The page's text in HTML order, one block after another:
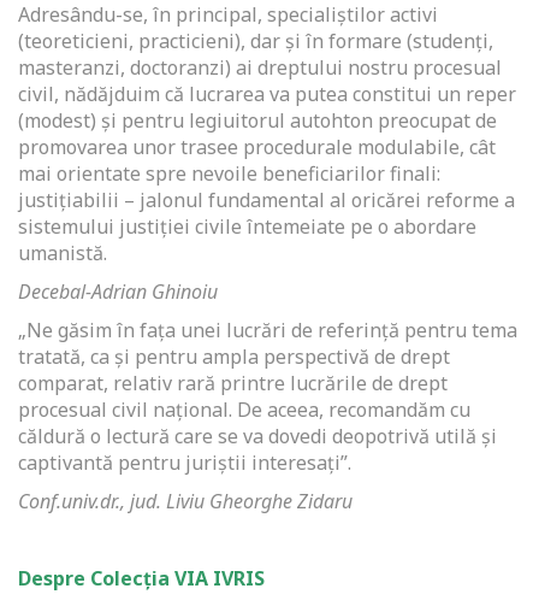
Adresându-se, în principal, specialiștilor activi
(teoreticieni, practicieni), dar și în formare (studenți,
masteranzi, doctoranzi) ai dreptului nostru procesual
civil, nădăjduim că lucrarea va putea constitui un reper
(modest) și pentru legiuitorul autohton preocupat de
promovarea unor trasee procedurale modulabile, cât
mai orientate spre nevoile beneficiarilor finali:
justițiabilii – jalonul fundamental al oricărei reforme a
sistemului justiției civile întemeiate pe o abordare
umanistă.
Decebal-Adrian Ghinoiu
„Ne găsim în faţa unei lucrări de referinţă pentru tema
tratată, ca şi pentru ampla perspectivă de drept
comparat, relativ rară printre lucrările de drept
procesual civil naţional. De aceea, recomandăm cu
căldură o lectură care se va dovedi deopotrivă utilă şi
captivantă pentru juriştii interesaţi”.
Conf.univ.dr., jud. Liviu Gheorghe Zidaru
Despre Colecția VIA IVRIS